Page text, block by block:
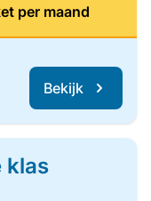
per maand
Bekijk
klas